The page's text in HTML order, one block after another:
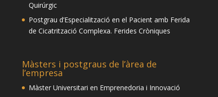
Quirúrgic
Postgrau d’Especialització en el Pacient amb Ferida
de Cicatrització Complexa. Ferides Cròniques
Màsters i postgraus de l’àrea de
l’empresa
Màster Universitari en Emprenedoria i Innovació